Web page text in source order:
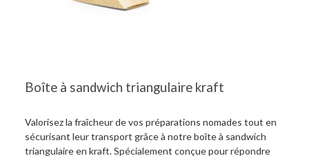
Boîte à sandwich triangulaire kraft
Valorisez la fraîcheur de vos préparations nomades tout en
sécurisant leur transport grâce à notre boîte à sandwich
triangulaire en kraft. Spécialement conçue pour répondre